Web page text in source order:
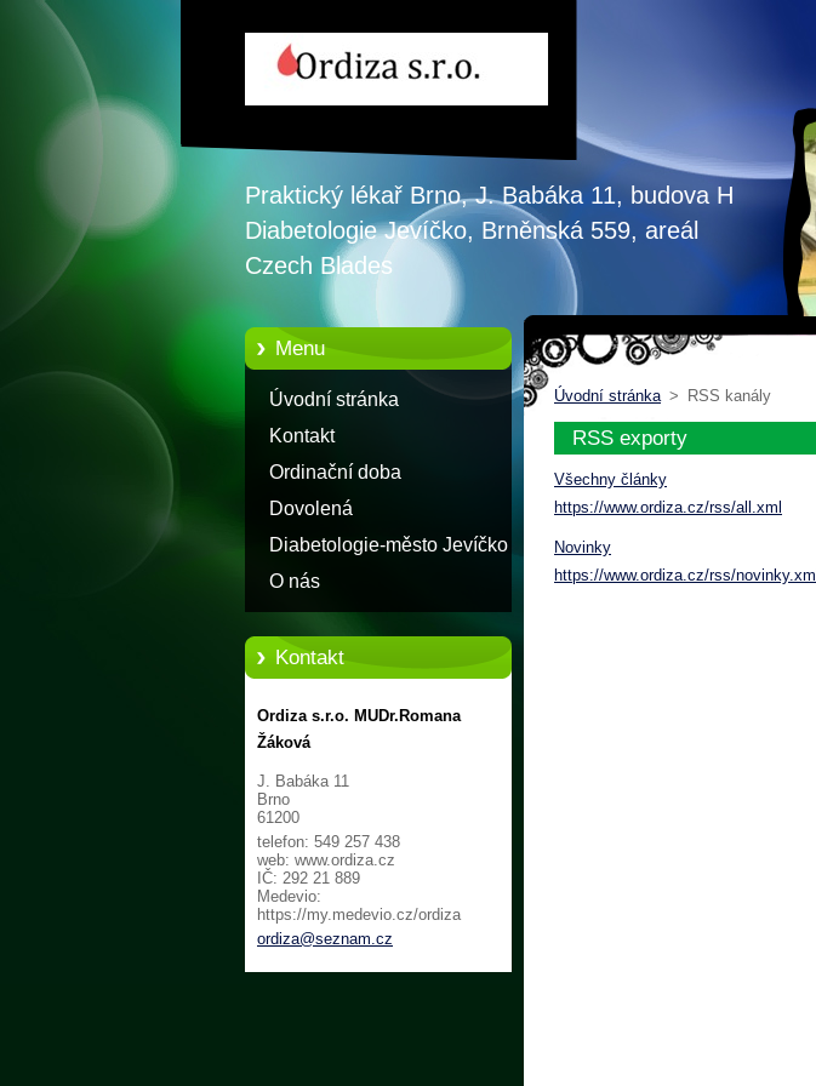
Praktický lékař Brno, J. Babáka 11, budova H
Diabetologie Jevíčko, Brněnská 559, areál
Czech Blades
Menu
Úvodní stránka
Kontakt
Ordinační doba
Dovolená
Diabetologie-město Jevíčko
O nás
Kontakt
Ordiza s.r.o. MUDr.Romana
Žáková
J. Babáka 11
Brno
61200
telefon: 549 257 438
web: www.ordiza.cz
IČ: 292 21 889
Medevio:
https://my.medevio.cz/ordiza
ordiza@seznam.cz
Úvodní stránka > RSS kanály
RSS exporty
Všechny články
https://www.ordiza.cz/rss/all.xml
Novinky
https://www.ordiza.cz/rss/novinky.xml